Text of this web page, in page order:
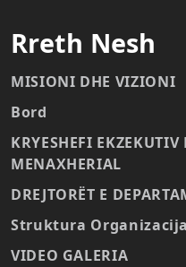
Rreth Nesh
MISIONI DHE VIZIONI
Bord
KRYESHEFI
MENAXHERIAL
DREJTORËT E
Struktura Organizacija
VIDEO GALERIA